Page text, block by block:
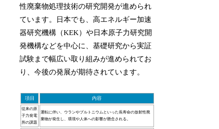
性廃棄物処理技術の研究開発が進められ
ています。日本でも、高エネルギー加速
器研究機構（KEK）や日本原子力研究開
発機構などを中心に、基礎研究から実証
試験まで幅広い取り組みが進められてお
り、今後の発展が期待されています。
項目 内容
従来の原
子力発電
所の課題
運転に伴い、ウランやプルトニウムといった長寿命の放射性廃
棄物が発生し、環境や人体への影響が懸念される。